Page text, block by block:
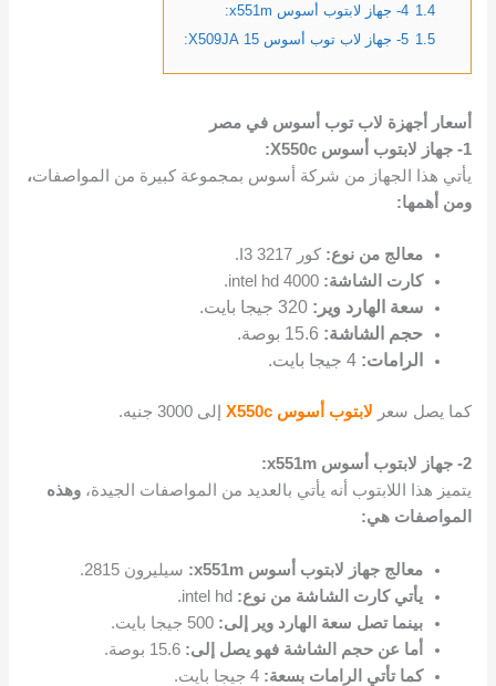
1.4 4- جهاز لابتوب أسوس x551m:
1.5 5- جهاز لاب توب أسوس 15 X509JA:
أسعار أجهزة لاب توب أسوس في مصر
1- جهاز لابتوب أسوس X550c:
يأتي هذا الجهاز من شركة أسوس بمجموعة كبيرة من المواصفات،
ومن أهمها:
معالج من نوع: كور I3 3217.
كارت الشاشة: intel hd 4000.
سعة الهارد وير: 320 جيجا بايت.
حجم الشاشة:
الرامات: 4 جيجا بايت.
كما يصل سعر لابتوب أسوس X550c إلى 3000 جنيه.
2- جهاز لابتوب أسوس x551m:
يتميز هذا اللابتوب أنه يأتي بالعديد من المواصفات الجيدة، وهذه
المواصفات هي:
معالج جهاز لابتوب أسوس x551m:
سيليرون 2815.
يأتي كارت الشاشة من نوع: intel hd.
بينما تصل سعة الهارد وير إلى: 500 جيجا بايت.
أما عن حجم الشاشة فهو يصل إلى: 15.6 بوصة.
كما تأتي الرامات بسعة: 4 جيجا بايت.